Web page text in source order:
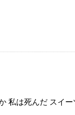
私は死んだ スイ